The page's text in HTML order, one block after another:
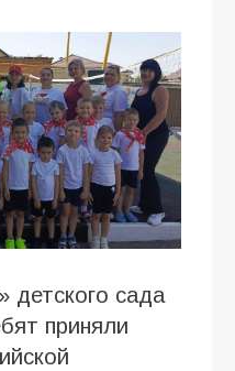
детского сада
приняли